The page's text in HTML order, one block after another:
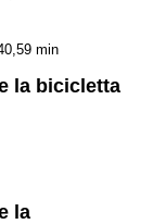
min
la bicicletta
la